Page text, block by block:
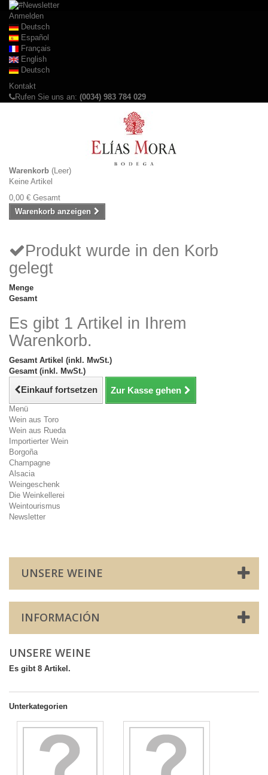
Anmelden
Deutsch
Español
Français
English
Deutsch
Kontakt
Rufen Sie uns an: (0034) 983 784 029
Warenkorb (Leer)
Keine Artikel
0,00 € Gesamt
Warenkorb anzeigen
Produkt wurde in den Korb
gelegt
Menge
Gesamt
Es gibt 1 Artikel in Ihrem
Warenkorb.
Gesamt Artikel (inkl. MwSt.)
Gesamt (inkl. MwSt.)
Einkauf fortsetzen Zur Kasse gehen
Menü
Wein aus Toro
Wein aus Rueda
Importierter Wein
Borgoña
Champagne
Alsacia
Weingeschenk
Die Weinkellerei
Weintourismus
Newsletter
UNSERE WEINE
INFORMACIÓN
UNSERE WEINE
Es gibt 8 Artikel.
Unterkategorien